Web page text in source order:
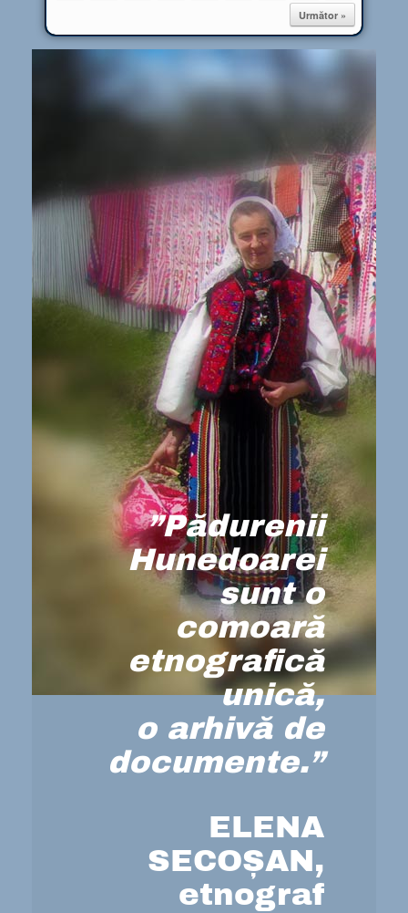
Următor »
”Pădurenii
Hunedoarei
sunt o
comoară
etnografică
unică,
o arhivă de
documente.”
ELENA
SECOȘAN,
etnograf